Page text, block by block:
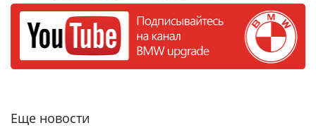
Еще новости